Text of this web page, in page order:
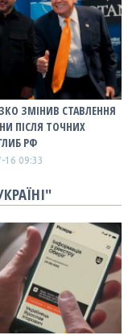
ЗМІНИВ СТАВЛЕННЯ
ПІСЛЯ ТОЧНИХ
РФ
16 09:33